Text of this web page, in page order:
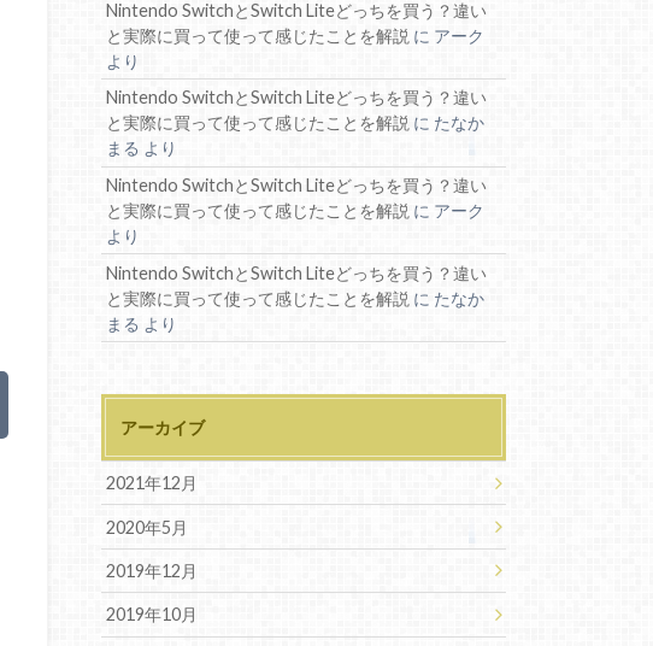
Nintendo SwitchとSwitch Liteどっちを買う？違い
と実際に買って使って感じたことを解説 に アーク
より
Nintendo SwitchとSwitch Liteどっちを買う？違い
と実際に買って使って感じたことを解説 に たなか
まる より
Nintendo SwitchとSwitch Liteどっちを買う？違い
と実際に買って使って感じたことを解説 に アーク
より
Nintendo SwitchとSwitch Liteどっちを買う？違い
と実際に買って使って感じたことを解説 に たなか
まる より
アーカイブ
2021年12月
2020年5月
2019年12月
2019年10月